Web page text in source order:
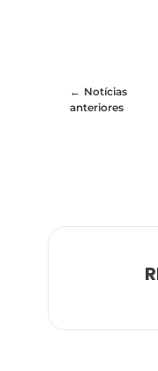
Notícias
anteriores